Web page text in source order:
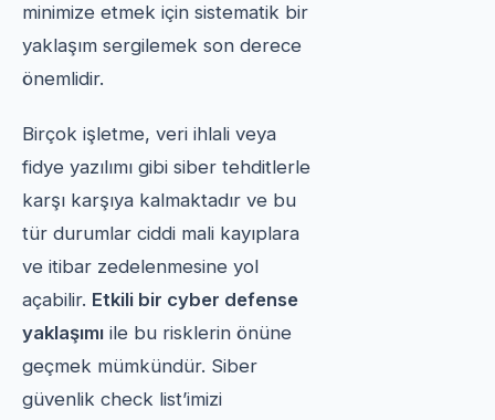
minimize etmek için sistematik bir
yaklaşım sergilemek son derece
önemlidir.
Birçok işletme, veri ihlali veya
fidye yazılımı gibi siber tehditlerle
karşı karşıya kalmaktadır ve bu
tür durumlar ciddi mali kayıplara
ve itibar zedelenmesine yol
açabilir. Etkili bir cyber defense
yaklaşımı ile bu risklerin önüne
geçmek mümkündür. Siber
güvenlik check list’imizi